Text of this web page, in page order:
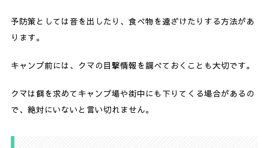
予防策としては音を出したり、食べ物を遠ざけたりする方法があ
ります。
キャンプ前には、クマの目撃情報を調べておくことも大切です。
クマは餌を求めてキャンプ場や街中にも下りてくる場合があるの
で、絶対にいないと言い切れません。